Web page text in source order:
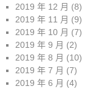
2019 年 12 月 (8)
2019 年 11 月 (9)
2019 年 10 月 (7)
2019 年 9 月 (2)
2019 年 8 月 (10)
2019 年 7 月 (7)
2019 年 6 月 (4)